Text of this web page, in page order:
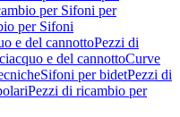
per Sifoni per
per Sifoni
e del cannottoPezzi di
e del cannottoCurve
Sifoni per bidetPezzi di
Pezzi di ricambio per